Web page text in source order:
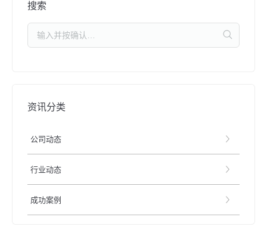
搜索
资讯分类
公司动态
行业动态
成功案例